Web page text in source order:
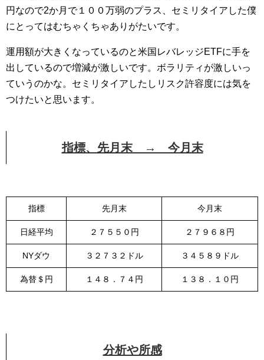
円なので2か月で１００万弱のプラス、セミリタイアした僕
にとってはむちゃくちゃありがたいです。
運用額が大きくなっているのと米国レバレッジETFに手を
出しているので増減が激しいです。ボラリティが激しいっ
ていうのかな。セミリタイアしたしリスク許容度には気を
つけたいと思います。
指標、先月末 → 今月末
指標 先月末 今月末
日経平均 ２７５５０円 ２７９６８円
NYダウ ３２７３２ドル ３４５８９ドル
為替＄円 １４８．７４円 １３８．１０円
分析や所感